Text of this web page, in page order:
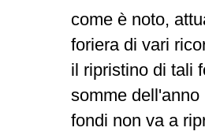
come è noto,
foriera di vari
il ripristino di tali
somme
fondi non va a